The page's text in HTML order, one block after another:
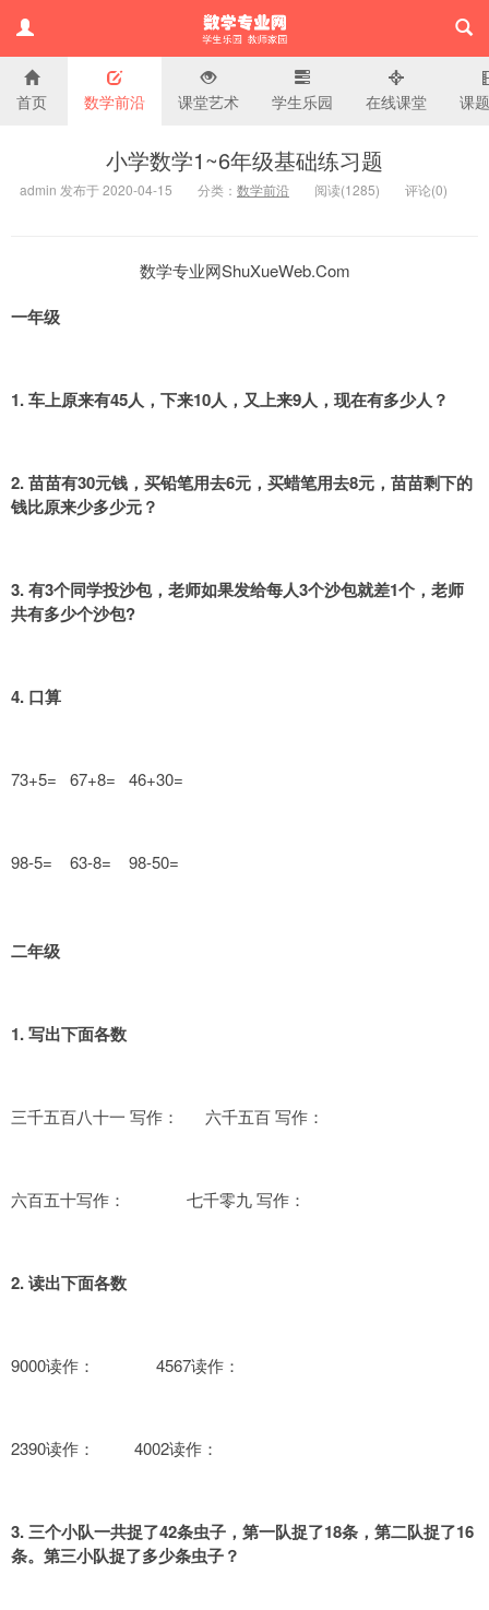
小学数学专业网
首页 数学前沿 课堂艺术 学生乐园 在线课堂 课
小学数学1~6年级基础练习题
admin 发布于 2020-04-15 分类： 数学前沿 阅读(1285) 评论(0)
数学专业网ShuXueWeb.Com
一年级
1. 车上原来有45人，下来10人，又上来9人，现在有多少人？
2. 苗苗有30元钱，买铅笔用去6元，买蜡笔用去8元，苗苗剩下的
钱比原来少多少元？
3. 有3个同学投沙包，老师如果发给每人3个沙包就差1个，老师
共有多少个沙包?
4. 口算
73+5= 67+8= 46+30=
98-5= 63-8= 98-50=
二年级
1. 写出下面各数
三千五百八十一 写作： 六千五百 写作：
六百五十写作： 七千零九 写作：
2. 读出下面各数
9000读作： 4567读作：
2390读作： 4002读作：
3. 三个小队一共捉了42条虫子，第一队捉了18条，第二队捉了16
条。第三小队捉了多少条虫子？